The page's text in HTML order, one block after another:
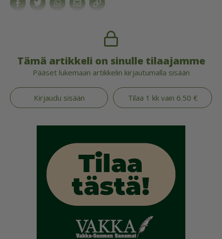
Tämä artikkeli on sinulle tilaajamme
Pääset lukemaan artikkelin kirjautumalla sisään
Kirjaudu sisään Tilaa 1 kk vain 6.50 €